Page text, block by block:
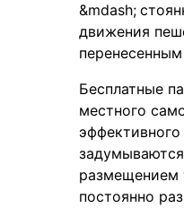
движения
Бесплатные
местного
размещением
постоянно